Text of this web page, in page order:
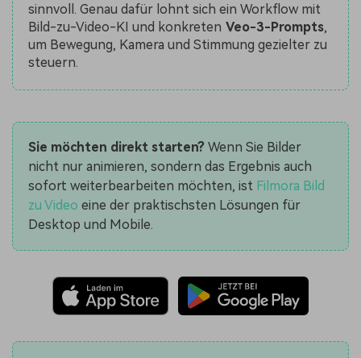
sinnvoll. Genau dafür lohnt sich ein Workflow mit
Bild-zu-Video-KI und konkretenVeo-3-Prompts,
um Bewegung, Kamera und Stimmung gezielter zu
steuern.
Sie möchten direkt starten? Wenn Sie Bilder
nicht nur animieren, sondern das Ergebnis auch
sofort weiterbearbeiten möchten, ist Filmora Bild
zu Video eine der praktischsten Lösungen für
Desktop und Mobile.